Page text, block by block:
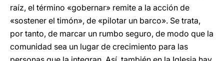
raíz, el término «gobernar» remite a la acción de
«sostener el timón», de «pilotar un barco». Se trata,
por tanto, de marcar un rumbo seguro, de modo que la
comunidad sea un lugar de crecimiento para las